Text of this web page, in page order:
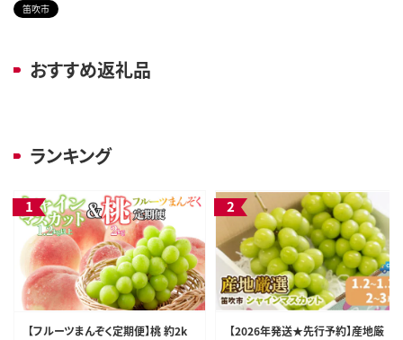
笛吹市
おすすめ返礼品
ランキング
【フルーツまんぞく定期便】桃 約2k
【2026年発送★先行予約】産地厳